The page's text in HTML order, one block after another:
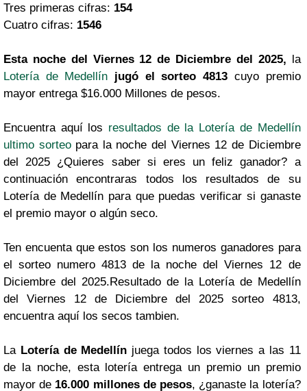
Tres primeras cifras: 154
Cuatro cifras: 1546
Esta noche del Viernes 12 de Diciembre del 2025, la
Lotería de Medellín jugó el sorteo 4813 cuyo premio
mayor entrega $16.000 Millones de pesos.
Encuentra aquí los resultados de la Lotería de Medellín
ultimo sorteopara la noche del Viernes 12 de Diciembre
del 2025 ¿Quieres saber si eres un feliz ganador? a
continuación encontraras todos los resultados de su
Lotería de Medellín para que puedas verificar si ganaste
el premio mayor o algún seco.
Ten encuenta que estos son los numeros ganadores para
el sorteo numero 4813 de la noche del Viernes 12 de
Diciembre del 2025.Resultado de la Lotería de Medellín
del Viernes 12 de Diciembre del 2025 sorteo 4813,
encuentra aquí los secos tambien.
La Lotería de Medellín juega todos los viernes a las 11
de la noche, esta lotería entrega un premio un premio
mayor de 16.000 millones de pesos, ¿ganaste la lotería?